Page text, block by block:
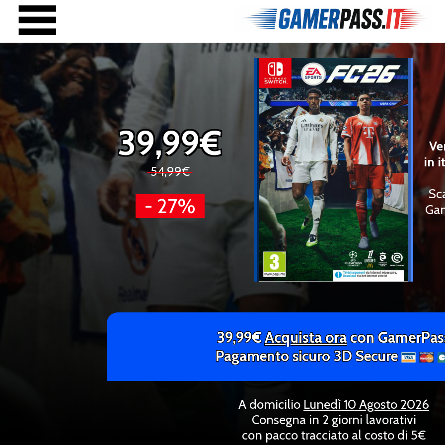
39,99€
54,99€
- 27%
in
39,99€Acquista oracon
Pagamento sicuro 3D Secure
A domicilio Lunedì 10 Agosto 2026
Consegna in 2 giorni lavorativi
con pacco tracciato al costo di 5€